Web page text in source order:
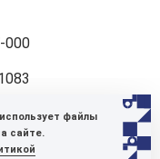
000
8
файлы
сайте.